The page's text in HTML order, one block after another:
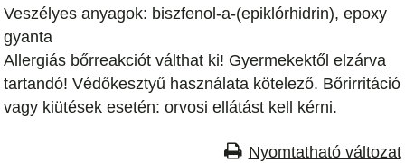
Veszélyes anyagok: biszfenol-a-(epiklórhidrin), epoxy
gyanta
Allergiás bőrreakciót válthat ki! Gyermekektől elzárva
tartandó! Védőkesztyű használata kötelező. Bőrirritáció
vagy kiütések esetén: orvosi ellátást kell kérni.
Nyomtatható változat